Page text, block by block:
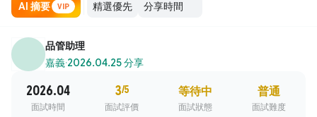
AI 摘要 VIP
品管助理
嘉義·2026.04.25 分享
2026.04
面試時間
3/5
面試評價
等待中
面試狀態
普通
面試難度